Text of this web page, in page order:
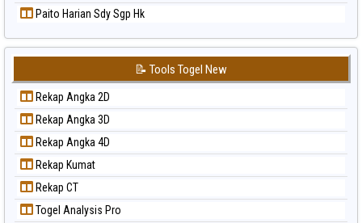
Paito Warna Taipei
Paito Harian Sdy Sgp Hk
📝 Tools Togel New
Rekap Angka 2D
Rekap Angka 3D
Rekap Angka 4D
Rekap Kumat
Rekap CT
Togel Analysis Pro